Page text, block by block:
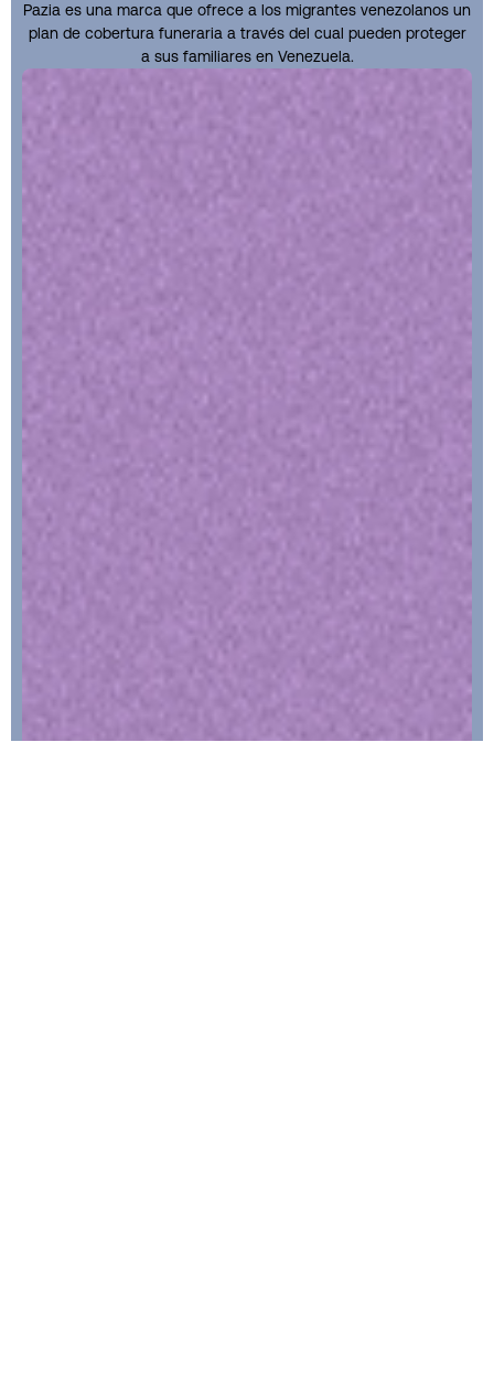
Pazia es una marca que ofrece a los migrantes venezolanos un
plan de cobertura funeraria a través del cual pueden proteger
a sus familiares en Venezuela.